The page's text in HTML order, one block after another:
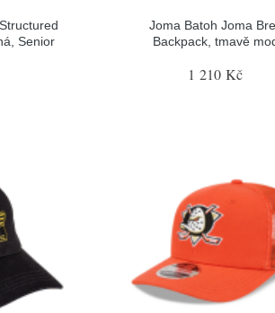
Senior
Joma Batoh Joma
Backpack, tmavě
1 210 Kč